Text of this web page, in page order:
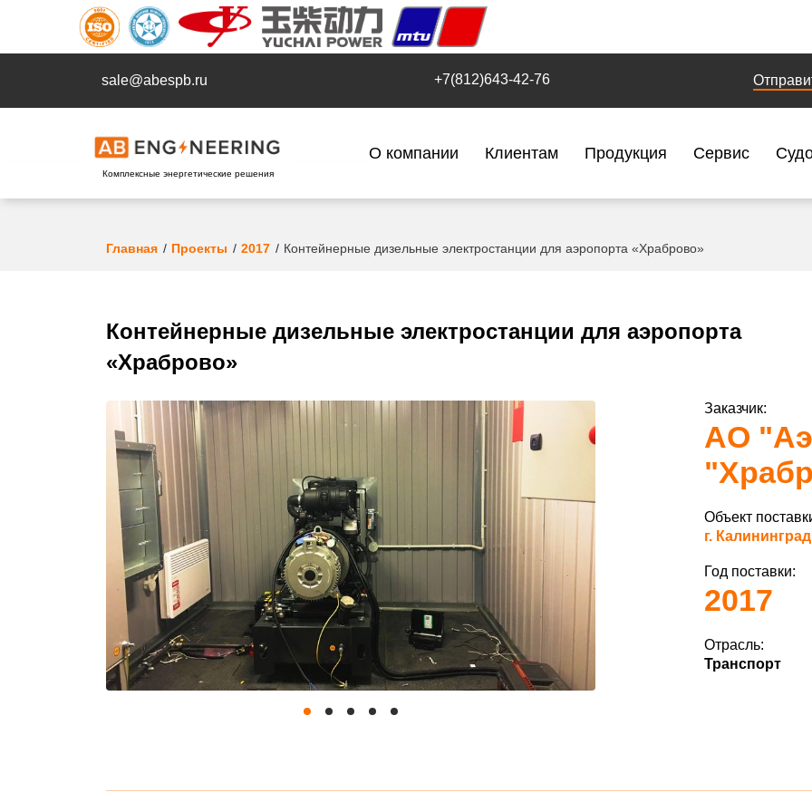
sale@abespb.ru +7(812)643-42-76
Комплексные энергетические решения
О компании Клиентам Продукция Сервис
Главная Проекты 2017 Контейнерные дизельные электростанции для аэропорта «Храброво»
Контейнерные дизельные электростанции для аэропорта
«Храброво»
Заказчик:
АО
Объект
г. Калининград
Год поставки:
2017
Отрасль:
Транспорт